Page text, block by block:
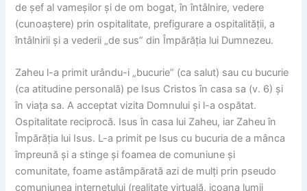
de șef al vameșilor și de om bogat, în întâlnire, vedere
(cunoaștere) prin ospitalitate, prefigurare a ospitalității, a
întâlnirii și a vederii „de sus” din Împărăția lui Dumnezeu.
Zaheu l-a primit urându-i „bucurie” (ca salut) sau cu bucurie
(ca atitudine personală) pe Isus Cristos în casa sa (v. 6) și
în viața sa. A acceptat vizita Domnului și l-a ospătat.
Ospitalitate reciprocă. Isus în casa lui Zaheu, iar Zaheu în
Împărăția lui Isus. L-a primit pe Isus cu bucuria de a mânca
împreună și a stinge și foamea de comuniune și
comunitate, foame astâmpărată azi de mulți prin pseudo
comuniunea internetului (realitate virtuală, icoana lumii